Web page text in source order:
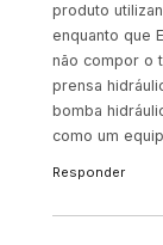
produto
enquanto que
não compor o
prensa
bomba
como um
Responder